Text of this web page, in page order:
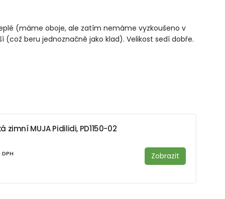
(máme oboje, ale zatím nemáme vyzkoušeno v
beru jednoznačně jako klad). Velikost sedí dobře.
MUJA Pidilidi, PD1150-02
DPH Zobrazit